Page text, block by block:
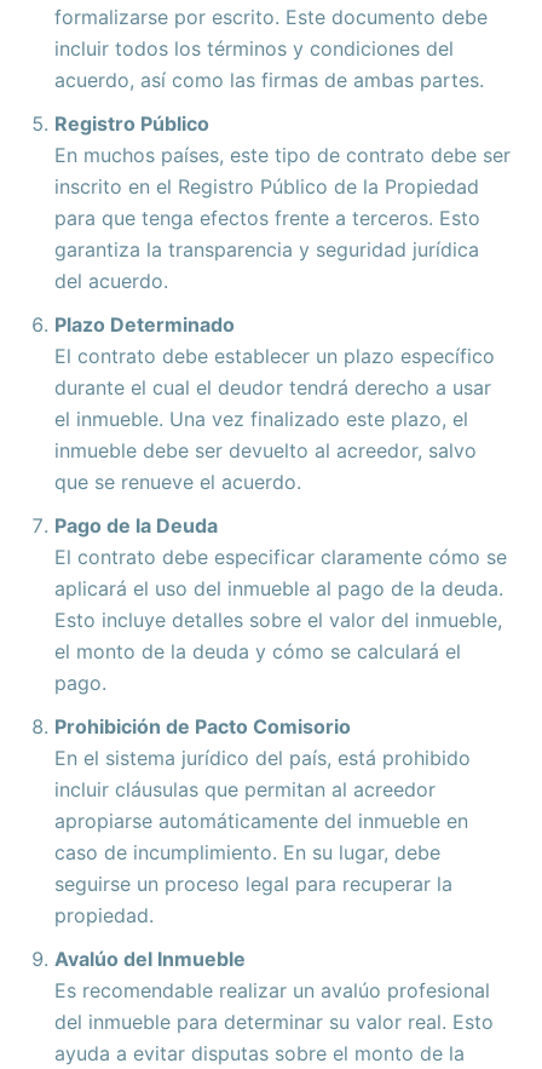
formalizarse por escrito. Este documento debe
incluir todos los términos y condiciones del
acuerdo, así como las firmas de ambas partes.
Registro Público
En muchos países, este tipo de contrato debe ser
inscrito en el Registro Público de la Propiedad
para que tenga efectos frente a terceros. Esto
garantiza la transparencia y seguridad jurídica
del acuerdo.
Plazo Determinado
El contrato debe establecer un plazo específico
durante el cual el deudor tendrá derecho a usar
el inmueble. Una vez finalizado este plazo, el
inmueble debe ser devuelto al acreedor, salvo
que se renueve el acuerdo.
Pago de la Deuda
El contrato debe especificar claramente cómo se
aplicará el uso del inmueble al pago de la deuda.
Esto incluye detalles sobre el valor del inmueble,
el monto de la deuda y cómo se calculará el
pago.
Prohibición de Pacto Comisorio
En el sistema jurídico del país, está prohibido
incluir cláusulas que permitan al acreedor
apropiarse automáticamente del inmueble en
caso de incumplimiento. En su lugar, debe
seguirse un proceso legal para recuperar la
propiedad.
Avalúo del Inmueble
Es recomendable realizar un avalúo profesional
del inmueble para determinar su valor real. Esto
ayuda a evitar disputas sobre el monto de la